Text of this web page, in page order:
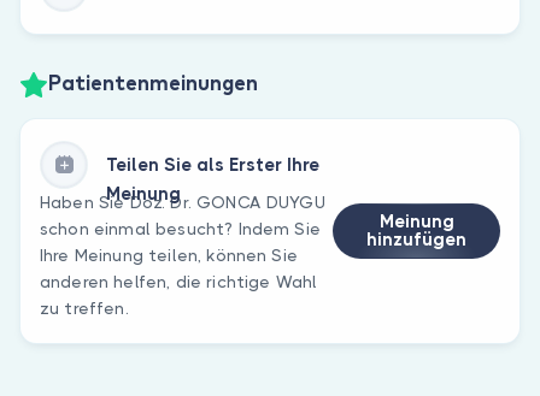
Patientenmeinungen
Teilen Sie als Erster Ihre
Meinung
Haben Sie Doz. Dr. GONCA DUYGU
schon einmal besucht? Indem Sie
Ihre Meinung teilen, können Sie
anderen helfen, die richtige Wahl
zu treffen.
Meinung
hinzufügen